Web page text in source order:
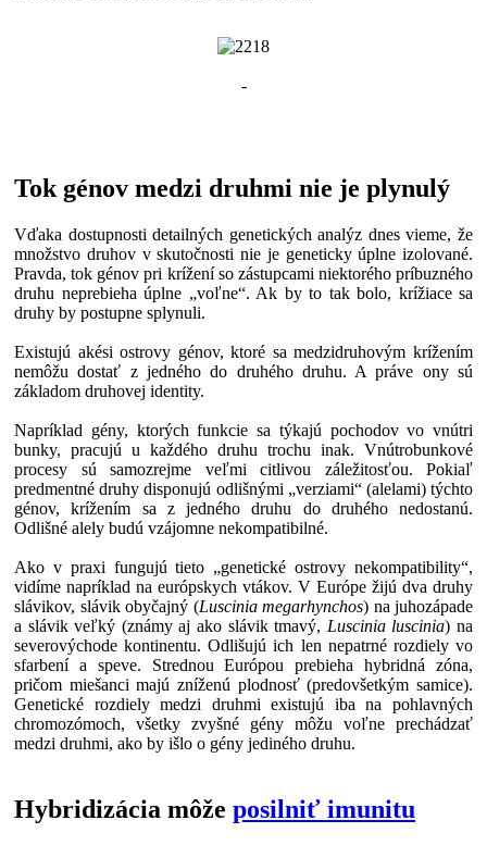
-
Tok génov medzi druhmi nie je plynulý
Vďaka dostupnosti detailných genetických analýz dnes vieme, že
množstvo druhov v skutočnosti nie je geneticky úplne izolované.
Pravda, tok génov pri krížení so zástupcami niektorého príbuzného
druhu neprebieha úplne „voľne“. Ak by to tak bolo, krížiace sa
druhy by postupne splynuli.
Existujú akési ostrovy génov, ktoré sa medzidruhovým krížením
nemôžu dostať z jedného do druhého druhu. A práve ony sú
základom druhovej identity.
Napríklad gény, ktorých funkcie sa týkajú pochodov vo vnútri
bunky, pracujú u každého druhu trochu inak. Vnútrobunkové
procesy sú samozrejme veľmi citlivou záležitosťou. Pokiaľ
predmentné druhy disponujú odlišnými „verziami“ (alelami) týchto
génov, krížením sa z jedného druhu do druhého nedostanú.
Odlišné alely budú vzájomne nekompatibilné.
Ako v praxi fungujú tieto „genetické ostrovy nekompatibility“,
vidíme napríklad na európskych vtákov. V Európe žijú dva druhy
slávikov, slávik obyčajný (Luscinia megarhynchos) na juhozápade
a slávik veľký (známy aj ako slávik tmavý, Luscinia luscinia) na
severovýchode kontinentu. Odlišujú ich len nepatrné rozdiely vo
sfarbení a speve. Strednou Európou prebieha hybridná zóna,
pričom miešanci majú zníženú plodnosť (predovšetkým samice).
Genetické rozdiely medzi druhmi existujú iba na pohlavných
chromozómoch, všetky zvyšné gény môžu voľne prechádzať
medzi druhmi, ako by išlo o gény jediného druhu.
Hybridizácia môže posilniť imunitu